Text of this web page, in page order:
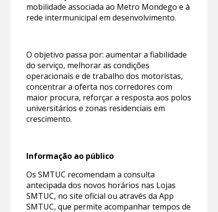
mobilidade associada ao Metro Mondego e à
rede intermunicipal em desenvolvimento.
O objetivo passa por: aumentar a fiabilidade
do serviço, melhorar as condições
operacionais e de trabalho dos motoristas,
concentrar a oferta nos corredores com
maior procura, reforçar a resposta aos polos
universitários e zonas residenciais em
crescimento.
Informação ao público
Os SMTUC recomendam a consulta
antecipada dos novos horários nas Lojas
SMTUC, no site oficial ou através da App
SMTUC, que permite acompanhar tempos de